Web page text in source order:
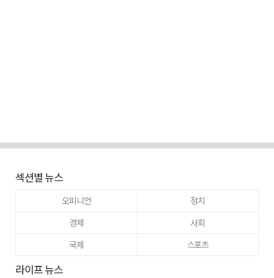
섹션별 뉴스
오피니언
정치
경제
사회
국제
스포츠
라이프 뉴스